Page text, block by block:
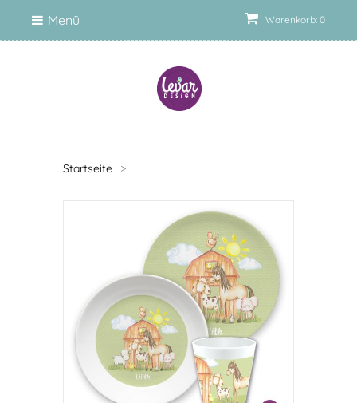
Warenkorb: 0
Menü
Startseite >